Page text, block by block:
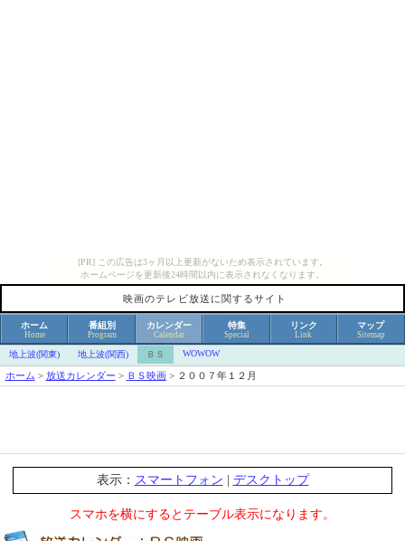
[PR] この広告は3ヶ月以上更新がないため表示されています。
ホームページを更新後24時間以内に表示されなくなります。
映画のテレビ放送に関するサイト
ホーム
Home
番組別
Program
カレンダー
Calendar
特集
Special
リンク
Link
マップ
Sitemap
地上波(関東) 地上波(関西) ＢＳ WOWOW
ホーム > 放送カレンダー > ＢＳ映画> ２００７年１２月
表示： スマートフォン デスクトップ
スマホを横にするとテーブル表示になります。